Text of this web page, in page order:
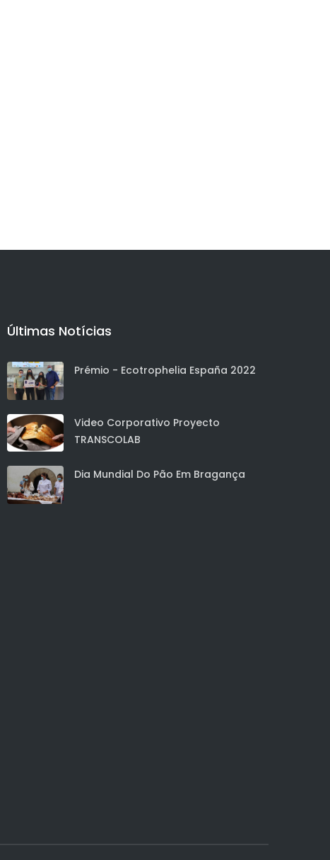
Últimas Notícias
Prémio - Ecotrophelia España 2022
Video Corporativo Proyecto
TRANSCOLAB
Dia Mundial Do Pão Em Bragança